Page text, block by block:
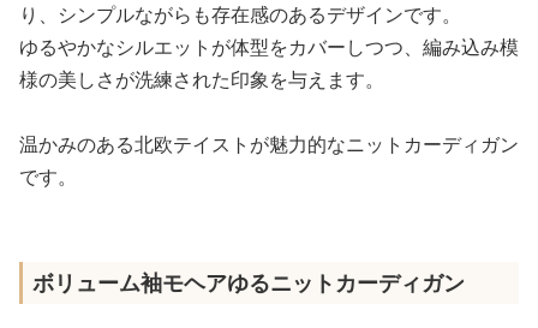
り、シンプルながらも存在感のあるデザインです。
ゆるやかなシルエットが体型をカバーしつつ、編み込み模
様の美しさが洗練された印象を与えます。
温かみのある北欧テイストが魅力的なニットカーディガン
です。
ボリューム袖モヘアゆるニットカーディガン